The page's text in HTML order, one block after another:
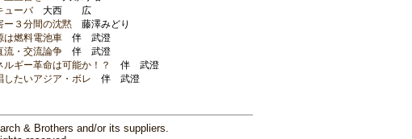
ューバ大西 広
ー３分間の沈黙藤澤みどり
は燃料電池車伴 武澄
流・交流論争伴 武澄
ギー革命は可能か！？
伴 武澄
したいアジア・ボレ 伴 武澄
& Brothers and/or its suppliers.